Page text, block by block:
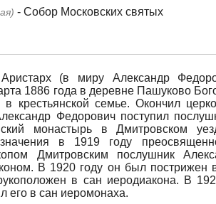
- Собор Московских святых
Аристарх (в миру Александр
1886 года в деревне Пашуково
в крестьянской семье. Окончил
Федорович поступил
монастырь в Дмитровском
в 1919 году
Дмитровским послушник
В 1920 году он был пострижен
в сан иеродиакона. В
его в сан иеромонаха.